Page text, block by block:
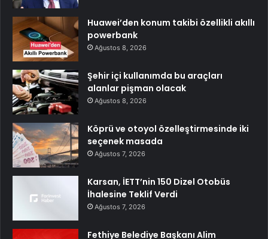
Huawei’den konum takibi özellikli akıllı
powerbank
Ağustos 8, 2026
Şehir içi kullanımda bu araçları
alanlar pişman olacak
Ağustos 8, 2026
Köprü ve otoyol özelleştirmesinde iki
seçenek masada
Ağustos 7, 2026
Karsan, İETT’nin 150 Dizel Otobüs
İhalesine Teklif Verdi
Ağustos 7, 2026
Fethiye Belediye Başkanı Alim